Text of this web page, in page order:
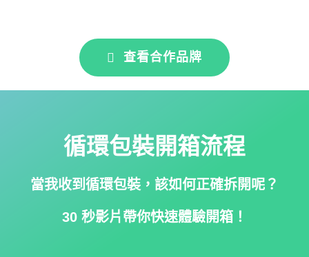
查看合作品牌
循環包裝開箱流程
當我收到循環包裝，該如何正確拆開呢？
30 秒影片帶你快速體驗開箱！